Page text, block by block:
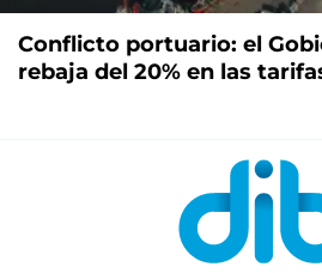
Conflicto portuario: el
rebaja del 20% en las